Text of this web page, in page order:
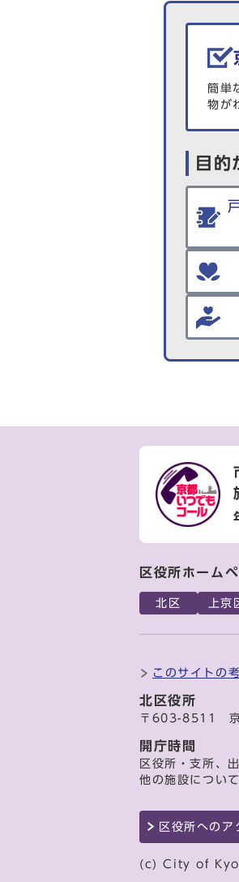
生活情
簡単
物が
目的
区役所ホーム
北区 上京
このサイトの
北区役所
〒603-8511 京
開庁時間
区役所・支所、
他の施設につい
区役所へのア
(c) City of